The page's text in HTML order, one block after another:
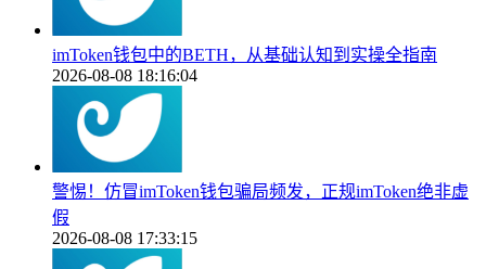
imToken钱包中的BETH，从基础认知到实操全指南
2026-08-08 18:16:04
警惕！仿冒imToken钱包骗局频发，正规imToken绝非虚
假
2026-08-08 17:33:15